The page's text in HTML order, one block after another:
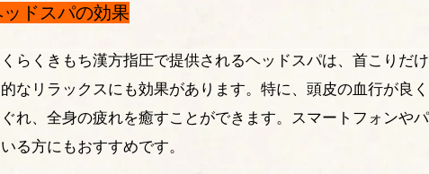
ドスパの効果
らくきもち漢方指圧で提供されるヘッドスパは、首こりだ
なリラックスにも効果があります。特に、頭皮の血行が良
れ、全身の疲れを癒すことができます。スマートフォンや
る方にもおすすめです。